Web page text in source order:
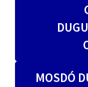
MOSDÓ